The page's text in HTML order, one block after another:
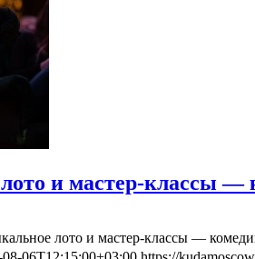
и мастер-классы —
лото и мастер-классы —